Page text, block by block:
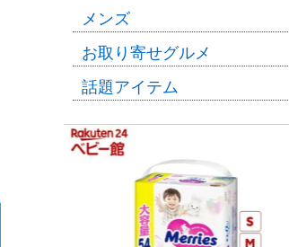
メンズ
お取り寄せグルメ
話題アイテム